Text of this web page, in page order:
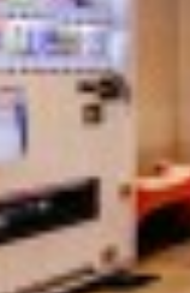
東京/神奈川/埼玉/千葉/